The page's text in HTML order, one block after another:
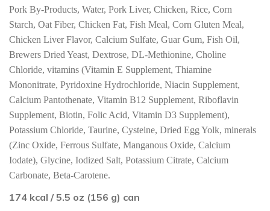
Pork By-Products, Water, Pork Liver, Chicken, Rice, Corn
Starch, Oat Fiber, Chicken Fat, Fish Meal, Corn Gluten Meal,
Chicken Liver Flavor, Calcium Sulfate, Guar Gum, Fish Oil,
Brewers Dried Yeast, Dextrose, DL-Methionine, Choline
Chloride, vitamins (Vitamin E Supplement, Thiamine
Mononitrate, Pyridoxine Hydrochloride, Niacin Supplement,
Calcium Pantothenate, Vitamin B12 Supplement, Riboflavin
Supplement, Biotin, Folic Acid, Vitamin D3 Supplement),
Potassium Chloride, Taurine, Cysteine, Dried Egg Yolk, minerals
(Zinc Oxide, Ferrous Sulfate, Manganous Oxide, Calcium
Iodate), Glycine, Iodized Salt, Potassium Citrate, Calcium
Carbonate, Beta-Carotene.
174 kcal / 5.5 oz (156 g) can